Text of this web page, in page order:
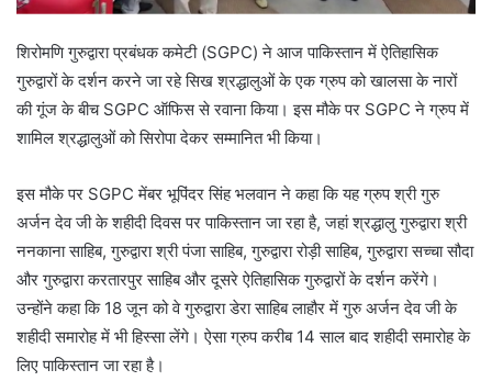
शिरोमणि गुरुद्वारा प्रबंधक कमेटी (SGPC) ने आज पाकिस्तान में ऐतिहासिक
गुरुद्वारों के दर्शन करने जा रहे सिख श्रद्धालुओं के एक ग्रुप को खालसा के नारों
की गूंज के बीच SGPC ऑफिस से रवाना किया। इस मौके पर SGPC ने ग्रुप में
शामिल श्रद्धालुओं को सिरोपा देकर सम्मानित भी किया।
इस मौके पर SGPC मेंबर भूपिंदर सिंह भलवान ने कहा कि यह ग्रुप श्री गुरु
अर्जन देव जी के शहीदी दिवस पर पाकिस्तान जा रहा है, जहां श्रद्धालु गुरुद्वारा श्री
ननकाना साहिब, गुरुद्वारा श्री पंजा साहिब, गुरुद्वारा रोड़ी साहिब, गुरुद्वारा सच्चा सौदा
और गुरुद्वारा करतारपुर साहिब और दूसरे ऐतिहासिक गुरुद्वारों के दर्शन करेंगे।
उन्होंने कहा कि 18 जून को वे गुरुद्वारा डेरा साहिब लाहौर में गुरु अर्जन देव जी के
शहीदी समारोह में भी हिस्सा लेंगे। ऐसा ग्रुप करीब 14 साल बाद शहीदी समारोह के
लिए पाकिस्तान जा रहा है।